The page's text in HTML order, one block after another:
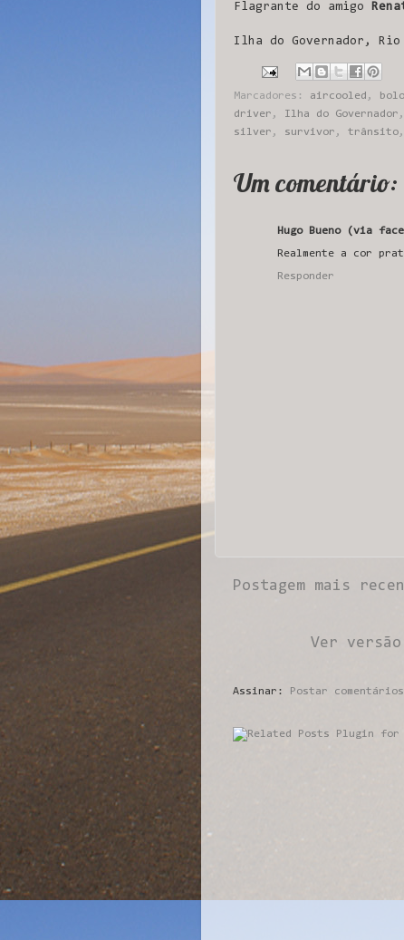
Flagrante do amigo
Ilha do Governador,
Marcadores: aircooled ,
driver , Ilha do Governador
silver , survivor , trânsito
Um comentário:
Hugo Bueno (via
Realmente a cor
Responder
Postagem mais
Ver
Assinar: Postar